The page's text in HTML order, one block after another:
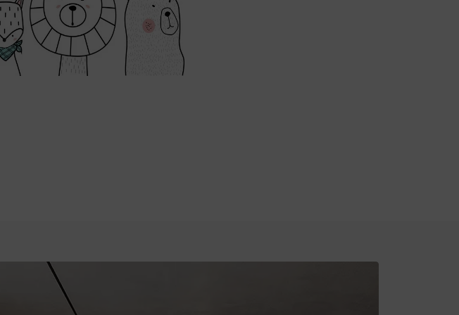
montaż i dostępność różnych wymiarów.